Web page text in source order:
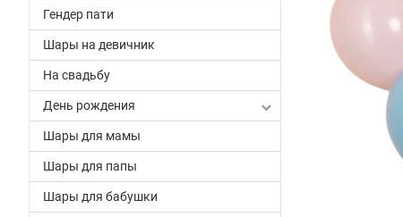
Гендер пати
Шары на девичник
На свадьбу
День рождения
Шары для мамы
Шары для папы
Шары для бабушки